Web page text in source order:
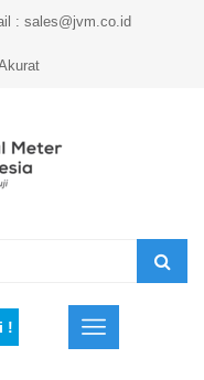
: sales@jvm.co.id
!